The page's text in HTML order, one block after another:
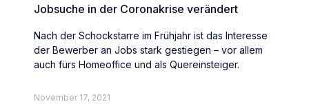
Jobsuche in der Coronakrise verändert
Nach der Schockstarre im Frühjahr ist das Interesse
der Bewerber an Jobs stark gestiegen – vor allem
auch fürs Homeoffice und als Quereinsteiger.
November 17, 2021